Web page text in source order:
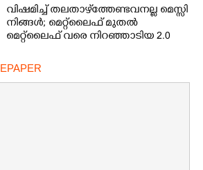
വിഷമിച്ച് തലതാഴ്‌ത്തേണ്ടവനല്ല മെസ്സി
നിങ്ങള്‍; മെറ്റ്‌ലൈഫ് മുതല്‍
മെറ്റ്‌ലൈഫ് വരെ നിറഞ്ഞാടിയ 2.0
EPAPER
Share this link